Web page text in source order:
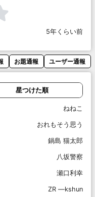
5年くらい前
お題通報 ユーザー通報
星つけた順
ねねこ
おれもそう思う
鍋島 猫太郎
八坂警察
瀬口利幸
ZR ―kshun